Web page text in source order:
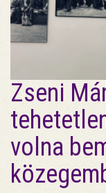
Zseni
volna